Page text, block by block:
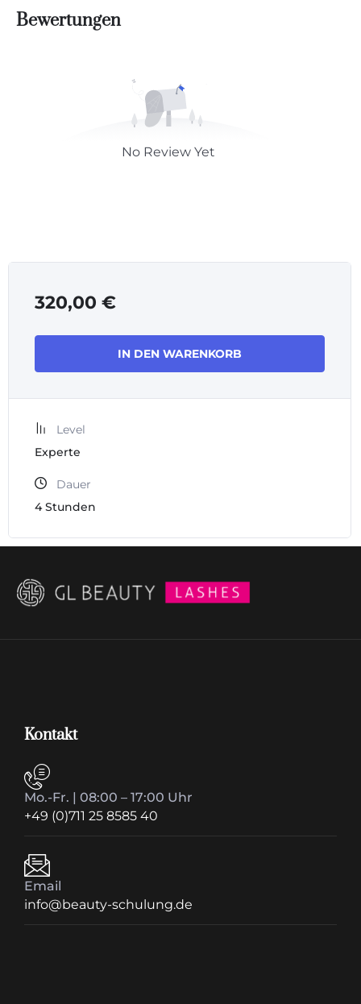
Bewertungen
No Review Yet
320,00 €
IN DEN WARENKORB
Level
Experte
Dauer
4Stunden
Kontakt
Mo.-Fr. | 08:00 – 17:00 Uhr
+49 (0)711 25 8585 40
Email
info@beauty-schulung.de